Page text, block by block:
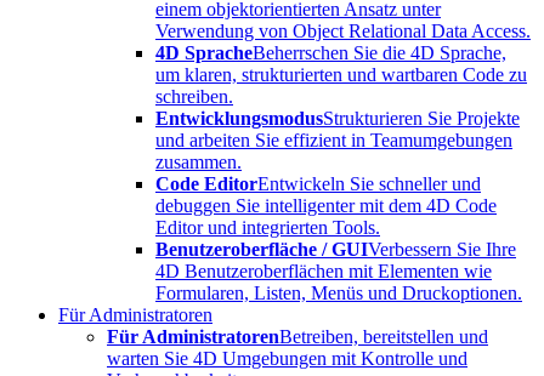
einem objektorientierten Ansatz unter
Verwendung von Object Relational Data Access.
4D SpracheBeherrschen Sie die 4D Sprache,
um klaren, strukturierten und wartbaren Code zu
schreiben.
EntwicklungsmodusStrukturieren Sie Projekte
und arbeiten Sie effizient in Teamumgebungen
zusammen.
Code EditorEntwickeln Sie schneller und
debuggen Sie intelligenter mit dem 4D Code
Editor und integrierten Tools.
Benutzeroberfläche / GUIVerbessern Sie Ihre
4D Benutzeroberflächen mit Elementen wie
Formularen, Listen, Menüs und Druckoptionen.
Für Administratoren
Für AdministratorenBetreiben, bereitstellen und
warten Sie 4D Umgebungen mit Kontrolle und